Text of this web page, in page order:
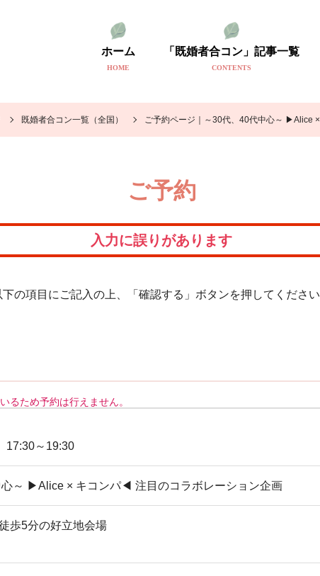
ホーム
HOME
「既婚者合コン」記事一覧
CONTENTS
既婚者合コン一覧（全国） ご予約ページ｜～30代、40代中心～ ▶Alice
ご予約
入力に誤りがあります
下の項目にご記入の上、「確認する」ボタンを押してくださ
るため予約は行えません。
17:30～19:30
心～ ▶Alice × キコンパ◀ 注目のコラボレーション企画
歩5分の好立地会場